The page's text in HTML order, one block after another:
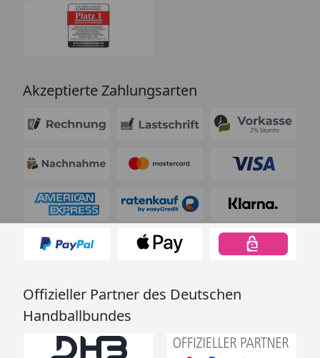
Akzeptierte Zahlungsarten
Offizieller Partner des Deutschen
Handballbundes